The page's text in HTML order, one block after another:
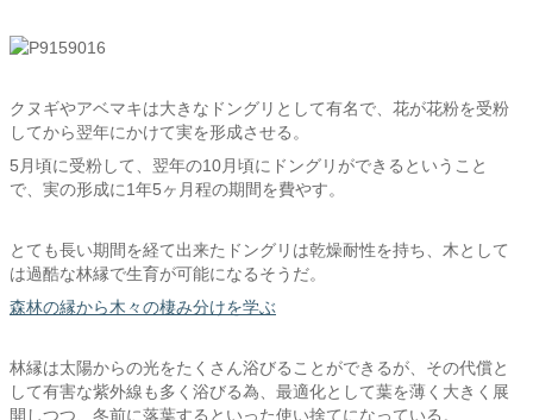
クヌギやアベマキは大きなドングリとして有名で、花が花粉を受粉
してから翌年にかけて実を形成させる。
5月頃に受粉して、翌年の10月頃にドングリができるということ
で、実の形成に1年5ヶ月程の期間を費やす。
とても長い期間を経て出来たドングリは乾燥耐性を持ち、木として
は過酷な林縁で生育が可能になるそうだ。
森林の縁から木々の棲み分けを学ぶ
林縁は太陽からの光をたくさん浴びることができるが、その代償と
して有害な紫外線も多く浴びる為、最適化として葉を薄く大きく展
開しつつ、冬前に落葉するといった使い捨てになっている。